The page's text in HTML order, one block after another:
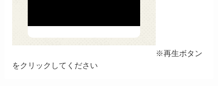
※再生ボタン
をクリックしてください